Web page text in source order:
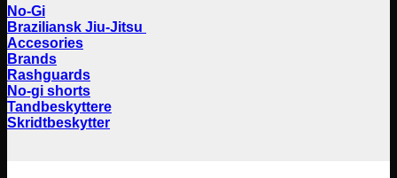
No-Gi
Braziliansk Jiu-Jitsu
Accesories
Brands
Rashguards
No-gi shorts
Tandbeskyttere
Skridtbeskytter